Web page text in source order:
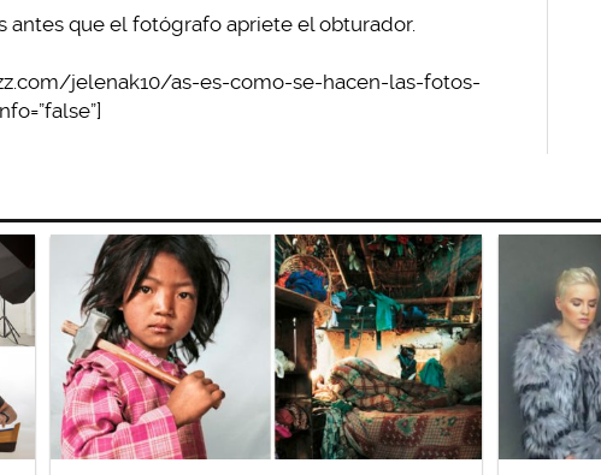
antes que el fotógrafo apriete el obturador.
jelenak10/as-es-como-se-hacen-las-fotos-